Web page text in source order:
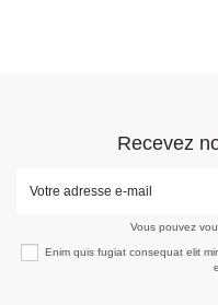
Recevez
Vous pouvez
Enim quis fugiat consequat elit